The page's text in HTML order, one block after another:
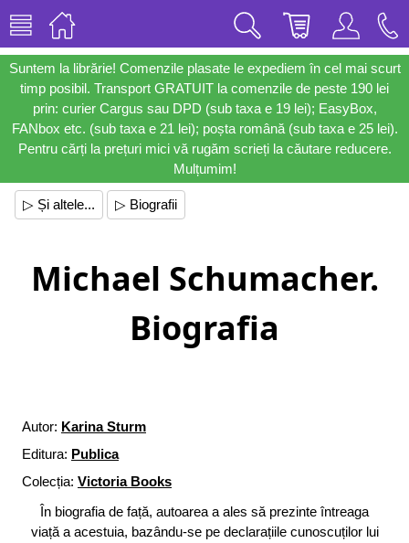
Suntem la librărie! Comenzile plasate le expediem în cel mai scurt
timp posibil. Transport GRATUIT la comenzile de peste 190 lei
prin: curier Cargus sau DPD (sub taxa e 19 lei); EasyBox,
FANbox etc. (sub taxa e 21 lei); poșta română (sub taxa e 25 lei).
Pentru cărți la prețuri mici vă rugăm scrieți la căutare reducere.
Mulțumim!
▷ Și altele... ▷ Biografii
Michael Schumacher.
Biografia
Autor: Karina Sturm
Editura: Publica
Colecția: Victoria Books
În biografia de față, autoarea a ales să prezinte întreaga
viață a acestuia, bazându-se pe declarațiile cunoscuților lui